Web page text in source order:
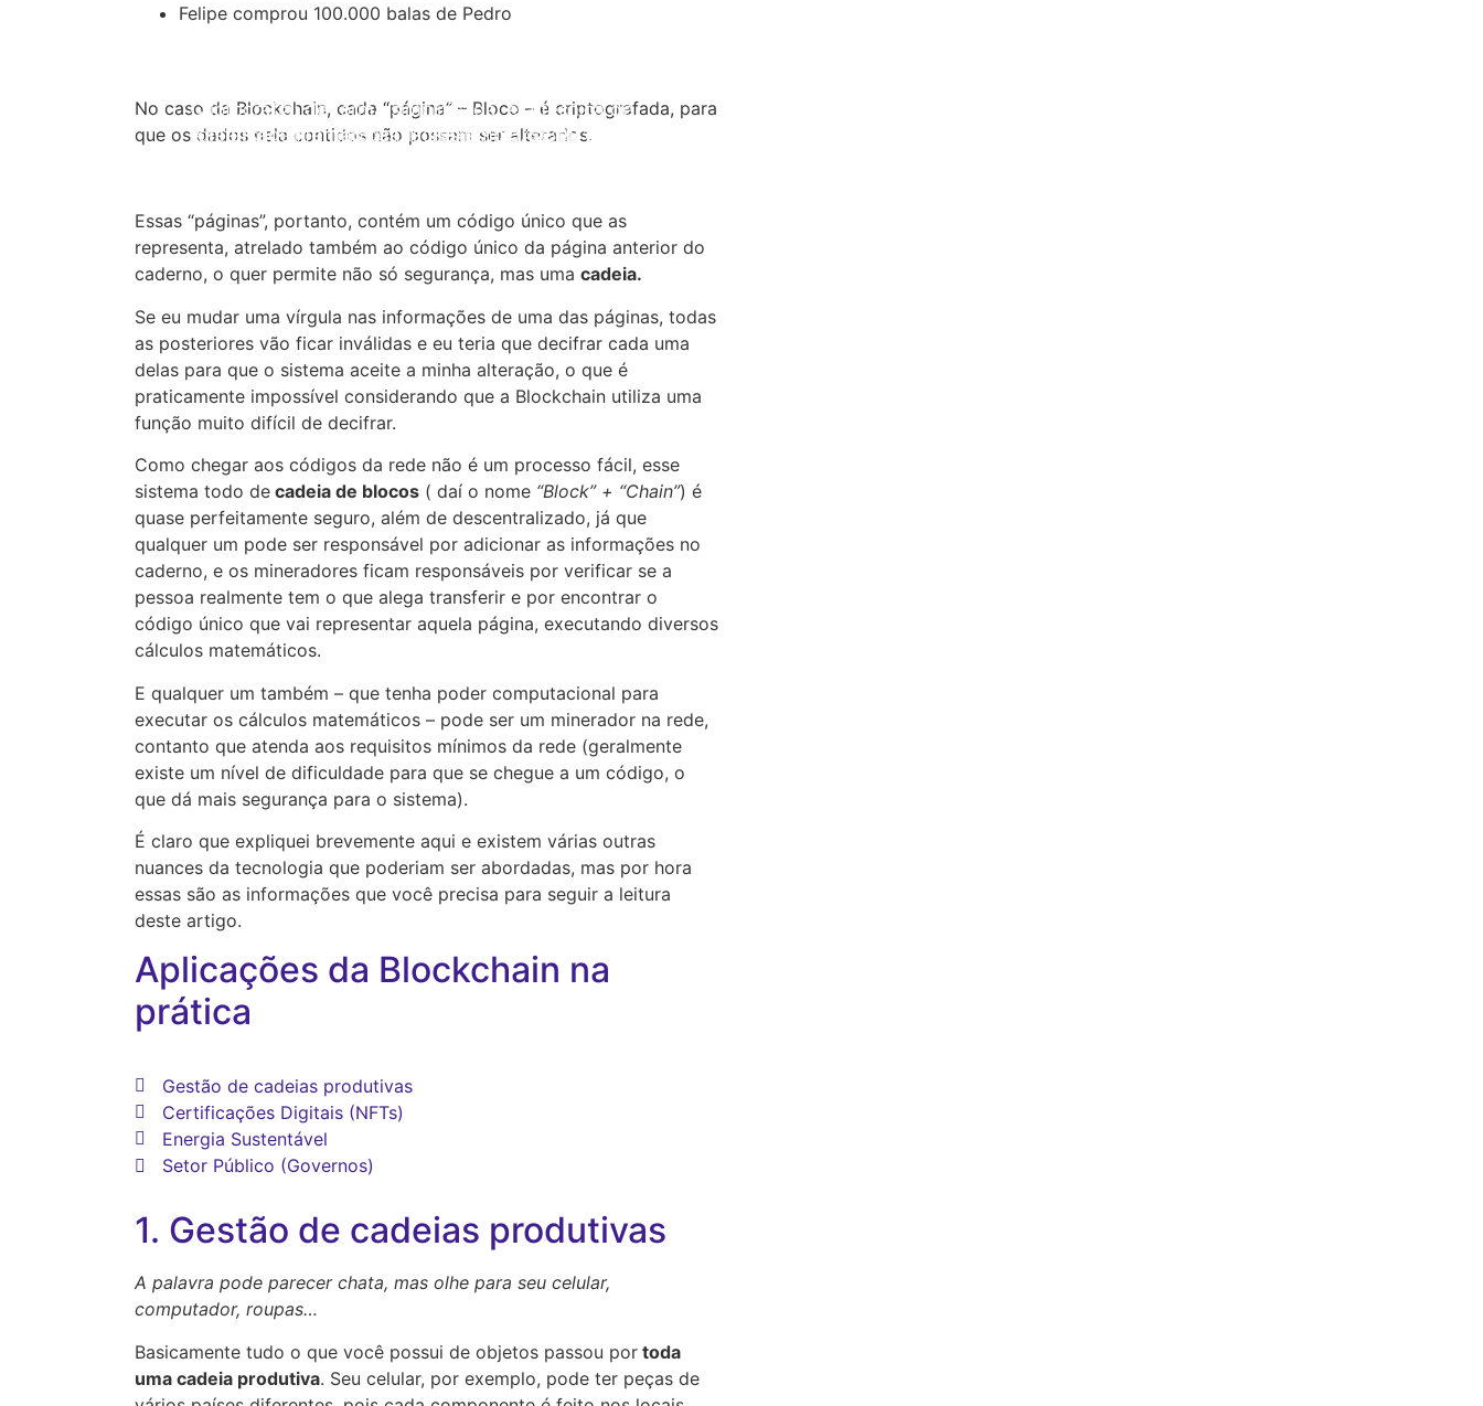
Felipe comprou 100.000 balas de Pedro
No caso da Blockchain, cada “página” – Bloco – é criptografada, para
que os dados nela contidos não possam ser alterados.
Criptografia: de forma simplificada, é a técnica de
"disfarçar" informações. Por exemplo, se eu quero
mensagem, determinando que a letra "O" seja
representada pelo número "5342" e a letra "i" pelo
"808".
A mensagem então ficaria assim: "5342808". Ou
algoritmo que faz a criptografia, mais difícil é de
descobrir esse código.
Essas “páginas”, portanto, contém um código único que as
representa, atrelado também ao código único da página anterior do
caderno, o quer permite não só segurança, mas uma cadeia.
Se eu mudar uma vírgula nas informações de uma das páginas, todas
as posteriores vão ficar inválidas e eu teria que decifrar cada uma
delas para que o sistema aceite a minha alteração, o que é
praticamente impossível considerando que a Blockchain utiliza uma
função muito difícil de decifrar.
Como chegar aos códigos da rede não é um processo fácil, esse
sistema todo de cadeia de blocos ( daí o nome “Block” + “Chain”) é
quase perfeitamente seguro, além de descentralizado, já que
qualquer um pode ser responsável por adicionar as informações no
caderno, e os mineradores ficam responsáveis por verificar se a
pessoa realmente tem o que alega transferir e por encontrar o
código único que vai representar aquela página, executando diversos
cálculos matemáticos.
E qualquer um também – que tenha poder computacional para
executar os cálculos matemáticos – pode ser um minerador na rede,
contanto que atenda aos requisitos mínimos da rede (geralmente
existe um nível de dificuldade para que se chegue a um código, o
que dá mais segurança para o sistema).
É claro que expliquei brevemente aqui e existem várias outras
nuances da tecnologia que poderiam ser abordadas, mas por hora
essas são as informações que você precisa para seguir a leitura
deste artigo.
Aplicações da Blockchain na
prática
Gestão de cadeias produtivas
Certificações Digitais (NFTs)
Energia Sustentável
Setor Público (Governos)
1. Gestão de cadeias produtivas
A palavra pode parecer chata, mas olhe para seu celular,
computador, roupas…
Basicamente tudo o que você possui de objetos passou por toda
uma cadeia produtiva. Seu celular, por exemplo, pode ter peças de